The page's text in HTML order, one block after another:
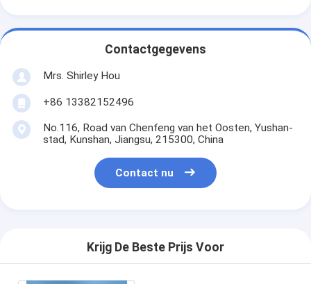
Contactgegevens
Mrs. Shirley Hou
+86 13382152496
No.116, Road van Chenfeng van het Oosten, Yushan-
stad, Kunshan, Jiangsu, 215300, China
Contact nu
Krijg De Beste Prijs Voor